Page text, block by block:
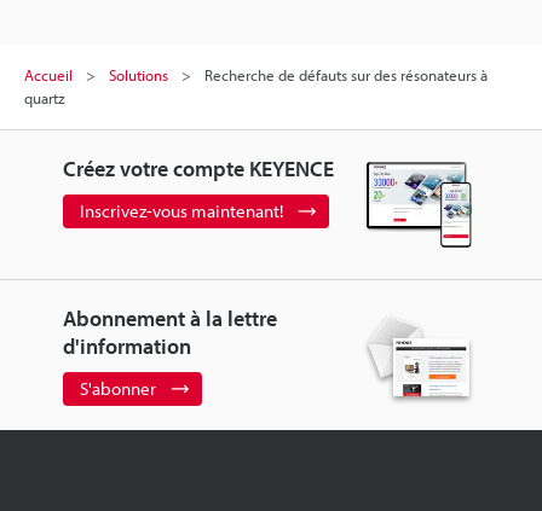
Accueil Solutions
Recherche de défauts sur des résonateurs à
quartz
Créez votre compte KEYENCE
Inscrivez-vous maintenant!
Abonnement à la lettre
d'information
S'abonner